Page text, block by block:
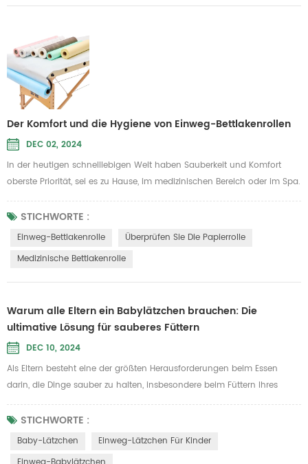
Der Komfort und die Hygiene von Einweg-Bettlakenrollen
DEC 02, 2024
In der heutigen schnelllebigen Welt haben Sauberkeit und Komfort
oberste Priorität, sei es zu Hause, im medizinischen Bereich oder im Spa.
Eine der besten Möglichkeiten, die Hygiene aufrechtzuerhalten und
gleichzeitig die täglichen Routinen zu vereinfachen, ist die Verwendung
einer Einweg-Bettlakenrolle. Diese praktischen Lösungen bieten eine
STICHWORTE :
Einweg-Bettlakenrolle
Überprüfen Sie Die Papierrolle
Medizinische Bettlakenrolle
Warum alle Eltern ein Babylätzchen brauchen: Die
ultimative Lösung für sauberes Füttern
DEC 10, 2024
Als Eltern besteht eine der größten Herausforderungen beim Essen
darin, die Dinge sauber zu halten, insbesondere beim Füttern Ihres
Kleinen. Babys sind bezaubernd, können aber auch unordentliche Esser
sein! Hier kommt ein Baby-Lätzchen zum Einsatz. Ein gutes
Babylätzchen schützt nicht nur die Kleidung Ihres Babys, sondern
STICHWORTE :
Baby-Lätzchen
Einweg-Lätzchen Für Kinder